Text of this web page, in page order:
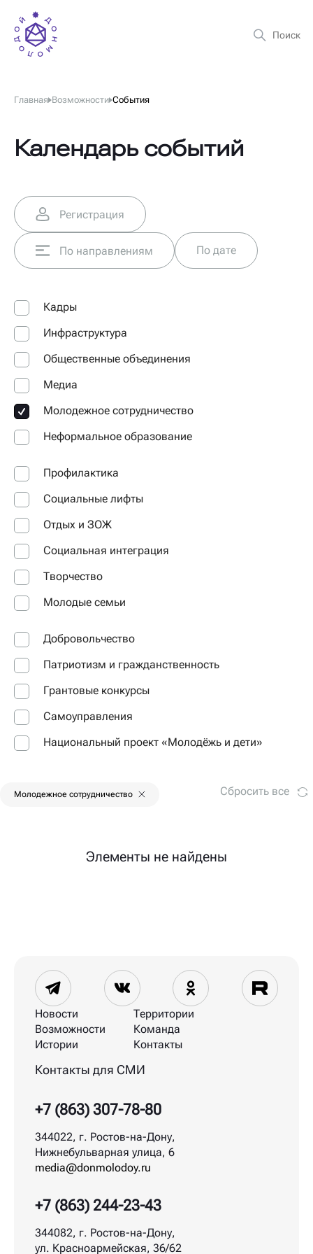
Главная Возможности События
Календарь событий
Регистрация
По направлениям По дате
Кадры
Инфраструктура
Общественные объединения
Медиа
Молодежное сотрудничество
Неформальное образование
Профилактика
Социальные лифты
Отдых и ЗОЖ
Социальная интеграция
Творчество
Молодые семьи
Добровольчество
Патриотизм и гражданственность
Грантовые конкурсы
Самоуправления
Национальный проект «Молодёжь и дети»
Молодежное сотрудничество Сбросить все
Элементы не найдены
+7 (863) 244-23-43
344082, г. Ростов-на-Дону,
ул. Красноармейская, 36/62
Контакты для СМИ
+7 (863) 307-78-80
344022, г. Ростов-на-Дону,
Нижнебульварная улица, 6
media@donmolodoy.ru
Новости
Возможности
Истории
Территории
Команда
Контакты